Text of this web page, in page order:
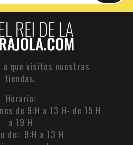
a que visites nuestras
tiendas.
Horario:
de 9:H a 13 H- de 15 H
a 19 H
de: 9:H a 13 H